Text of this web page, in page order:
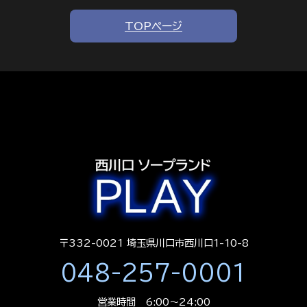
TOPページ
〒332-0021 埼玉県川口市西川口1-10-8
048-257-0001
営業時間 6:00～24:00